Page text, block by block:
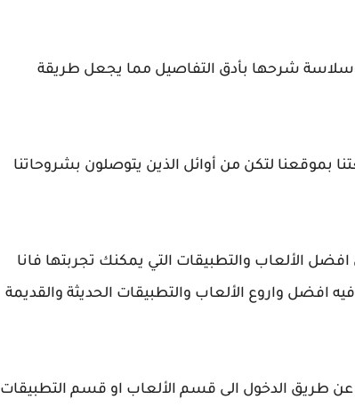
وسلاسة شرحها بأدق التفاصيل مما يجعل طريقة
بموقعنا لتكن من أوائل الذين يتوصلون بشروحاتنا
الألعاب والتطبيقات التي يمكنك تجربتها فانا
افضل واروع الألعاب والتطبيقات الحديثة والقديمة
طريق الدخول الى قسم الألعاب او قسم التطبيقات